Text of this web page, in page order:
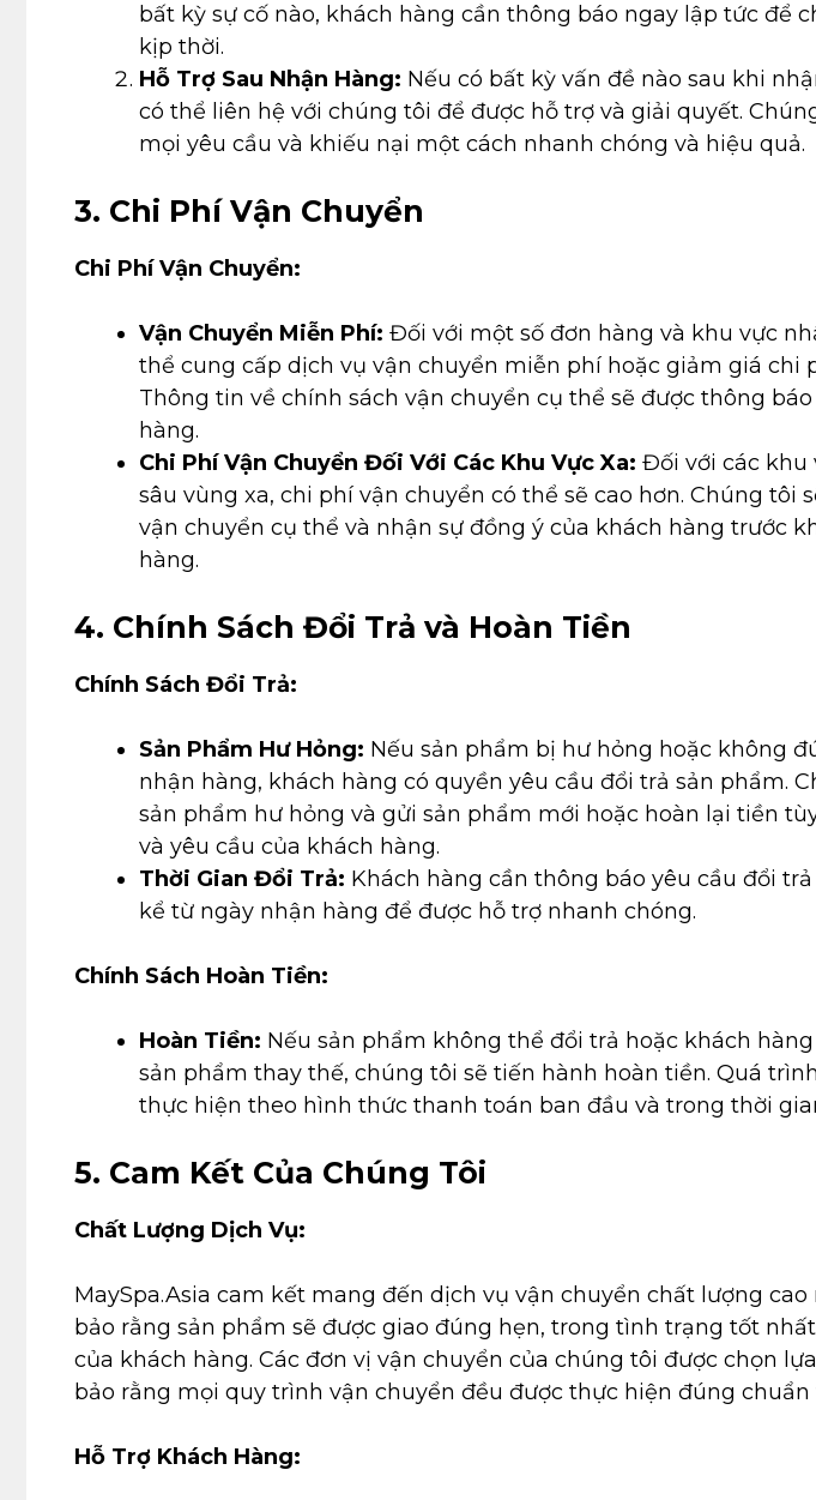
bất kỳ sự cố nào, khách hàng cần thông báo ngay lập tức để
kịp thời.
Hỗ Trợ Sau Nhận Hàng: Nếu có bất kỳ vấn đề nào sau khi
có thể liên hệ với chúng tôi để được hỗ trợ và giải quyết.
mọi yêu cầu và khiếu nại một cách nhanh chóng và hiệu quả.
3. Chi Phí Vận Chuyển
Chi Phí Vận Chuyển:
Vận Chuyển Miễn Phí: Đối với một số đơn hàng và khu vực
thể cung cấp dịch vụ vận chuyển miễn phí hoặc giảm giá chi
Thông tin về chính sách vận chuyển cụ thể sẽ được thông
hàng.
Chi Phí Vận Chuyển Đối Với Các Khu Vực Xa: Đối với các khu
sâu vùng xa, chi phí vận chuyển có thể sẽ cao hơn. Chúng tôi
vận chuyển cụ thể và nhận sự đồng ý của khách hàng trước
hàng.
4. Chính Sách Đổi Trả và Hoàn Tiền
Chính Sách Đổi Trả:
Sản Phẩm Hư Hỏng: Nếu sản phẩm bị hư hỏng hoặc không
nhận hàng, khách hàng có quyền yêu cầu đổi trả sản phẩm.
sản phẩm hư hỏng và gửi sản phẩm mới hoặc hoàn lại tiền
và yêu cầu của khách hàng.
Thời Gian Đổi Trả: Khách hàng cần thông báo yêu cầu đổi
kể từ ngày nhận hàng để được hỗ trợ nhanh chóng.
Chính Sách Hoàn Tiền:
Hoàn Tiền: Nếu sản phẩm không thể đổi trả hoặc khách
sản phẩm thay thế, chúng tôi sẽ tiến hành hoàn tiền. Quá
thực hiện theo hình thức thanh toán ban đầu và trong thời
5. Cam Kết Của Chúng Tôi
Chất Lượng Dịch Vụ:
MaySpa.Asia cam kết mang đến dịch vụ vận chuyển chất lượng
bảo rằng sản phẩm sẽ được giao đúng hẹn, trong tình trạng tốt
của khách hàng. Các đơn vị vận chuyển của chúng tôi được chọn
bảo rằng mọi quy trình vận chuyển đều được thực hiện đúng chuẩn
Hỗ Trợ Khách Hàng: